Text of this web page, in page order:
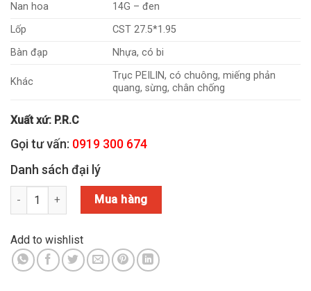
Nan hoa
14G – đen
Lốp
CST 27.5*1.95
Bàn đạp
Nhựa, có bi
Khác
Trục PEILIN, có chuông, miếng phản
quang, sừng, chân chống
Xuất xứ: P.R.C
Gọi tư vấn: 0919 300 674
Danh sách đại lý
Xe HUGE V169 27.5 (NHẬP KHẨU) số lượng
Mua hàng
Add to wishlist